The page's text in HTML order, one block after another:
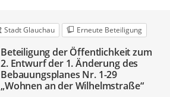
Stadt Glauchau Erneute Beteiligung
Beteiligung der Öffentlichkeit zum
2. Entwurf der 1. Änderung des
Bebauungsplanes Nr. 1-29
„Wohnen an der Wilhelmstraße“